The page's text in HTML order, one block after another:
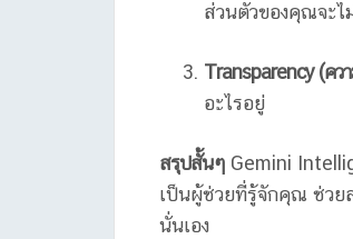
ส่วนตัวของคุณจะไ
Transparency (คว
อะไรอยู่
สรุปสั้นๆ Gemini
เป็นผู้ช่วยที่รู้จักคุณ ช่วย
นั่นเอง